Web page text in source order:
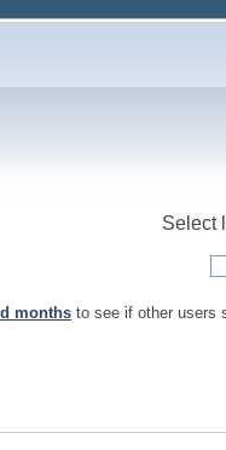
Select
months to see if other users